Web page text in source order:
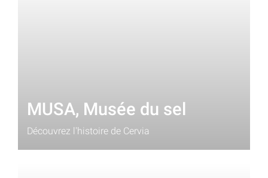
MUSA, Musée du sel
Découvrez l'histoire de Cervia